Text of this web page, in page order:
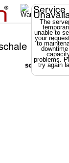
Service
The
unable to
your
to
problems.
try again